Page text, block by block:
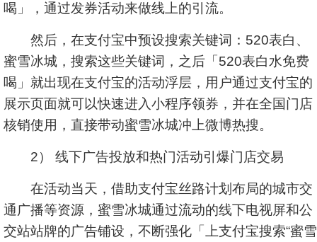
喝」，通过发券活动来做线上的引流。
然后，在支付宝中预设搜索关键词：520表白、
蜜雪冰城，搜索这些关键词，之后「520表白水免费
喝」就出现在支付宝的活动浮层，用户通过支付宝的
展示页面就可以快速进入小程序领券，并在全国门店
核销使用，直接带动蜜雪冰城冲上微博热搜。
2） 线下广告投放和热门活动引爆门店交易
在活动当天，借助支付宝丝路计划布局的城市交
通广播等资源，蜜雪冰城通过流动的线下电视屏和公
交站站牌的广告铺设，不断强化「上支付宝搜索“蜜雪